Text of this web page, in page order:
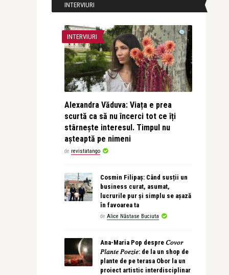
INTERVIURI
INTERVIURI
Alexandra Văduva: Viața e prea
scurtă ca să nu încerci tot ce îți
stârnește interesul. Timpul nu
așteaptă pe nimeni
de revistatango
Cosmin Filipaș: Când susții un
business curat, asumat,
lucrurile pur și simplu se așază
în favoarea ta
de Alice Năstase Buciuta
Ana-Maria Pop despre 𝐶𝑜𝑣𝑜𝑟
𝑃𝑙𝑎𝑛𝑡𝑒 𝑃𝑜𝑒𝑧𝑖𝑒: de la un shop de
plante de pe terasa Obor la un
proiect artistic interdisciplinar